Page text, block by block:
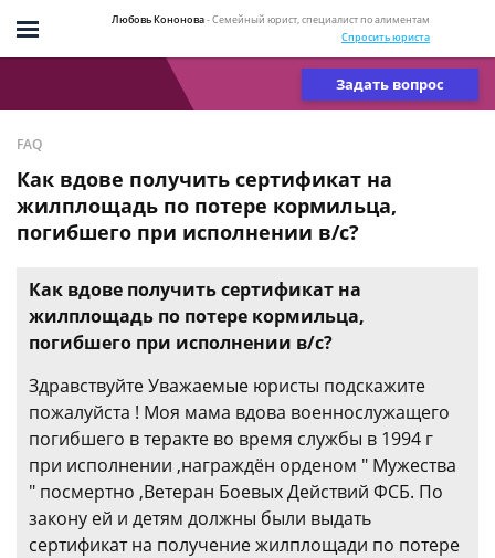
Любовь Кононова- Семейный юрист, специалист по алиментам
Спросить юриста
Задать вопрос
FAQ
Как вдове получить сертификат на
жилплощадь по потере кормильца,
погибшего при исполнении в/с?
Как вдове получить сертификат на
жилплощадь по потере кормильца,
погибшего при исполнении в/с?
Здравствуйте Уважаемые юристы подскажите
пожалуйста ! Моя мама вдова военнослужащего
погибшего в теракте во время службы в 1994 г
при исполнении ,награждён орденом " Мужества
" посмертно ,Ветеран Боевых Действий ФСБ. По
закону ей и детям должны были выдать
сертификат на получение жилплощади по потере